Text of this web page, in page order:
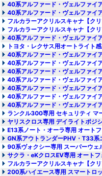
40系アルファード・ヴェルファイ
40系アルファード・ヴェルファイ
フルカラーアクリルスキャナ【ク
フルカラーアクリルスキャナ【ク
40系アルファード・ヴェルファイ
トヨタ・レクサス用オートライト
40系アルファード・ヴェルファイ
40系アルファード・ヴェルファイ
40系アルファード・ヴェルファイ
40系アルファード・ヴェルファイ
40系アルファード・ヴェルファイ
40系アルファード・ヴェルファイ
40系アルファード・ヴェルファイ
ランクル300専用 セキュリティ マ
ヤリスクロス専用 デイライトポジ
E13系ノート・オーラ専用 オート
GN系アウトランダーPHV・T33系
90系ヴォクシー専用 スーパーウェ
サクラ・eKクロスEV専用 オート
フルカラーアクリルスキャナ【ク
200系ハイエース専用 スマートロ